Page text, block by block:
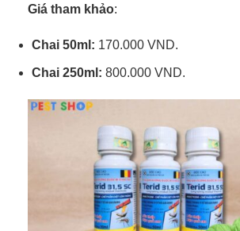
Giá tham khảo:
Chai 50ml: 170.000 VND.
Chai 250ml: 800.000 VND.